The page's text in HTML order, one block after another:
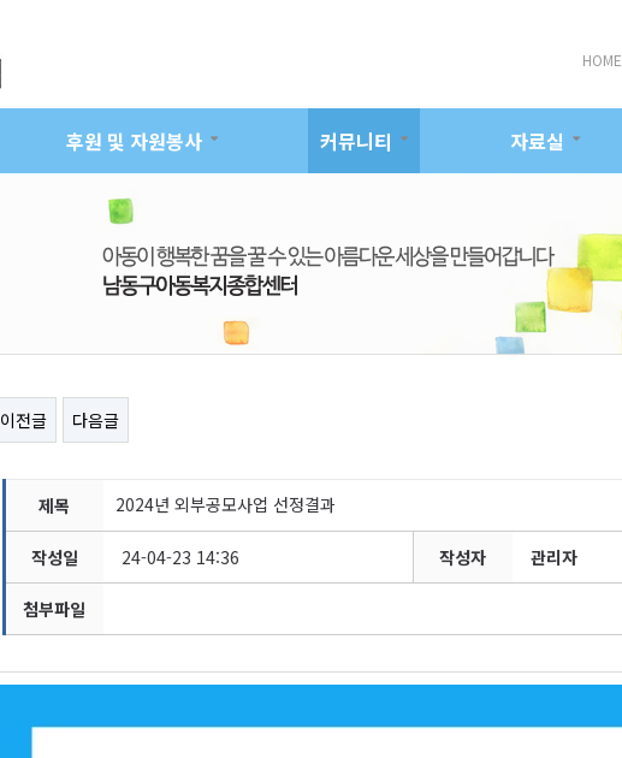
HOME
후원 및 자원봉사 커뮤니티 자료실
이전글 다음글
제목 2024년 외부공모사업 선정결과
작성일 24-04-23 14:36 작성자 관리자
첨부파일